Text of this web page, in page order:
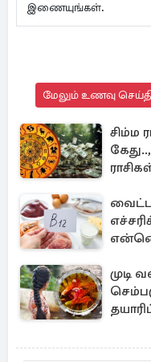
இணையுங்கள்.
மேலும் உணவு
சிம்ம
முடி